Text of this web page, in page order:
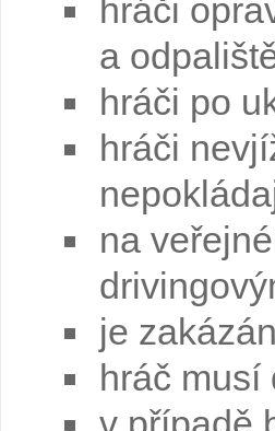
hráči
a
hráči po
hráči
na
je
hráč musí